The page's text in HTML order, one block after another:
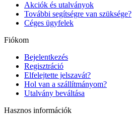
Akciók és utalványok
További segítségre van szüksége?
Céges ügyfelek
Fiókom
Bejelentkezés
Regisztráció
Elfelejtette jelszavát?
Hol van a szállítmányom?
Utalvány beváltása
Hasznos információk